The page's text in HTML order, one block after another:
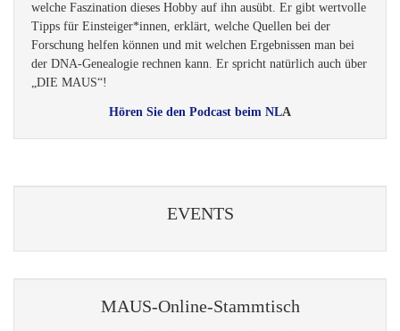
welche Faszination dieses Hobby auf ihn ausübt. Er gibt wertvolle
Tipps für Einsteiger*innen, erklärt, welche Quellen bei der
Forschung helfen können und mit welchen Ergebnissen man bei
der DNA-Genealogie rechnen kann. Er spricht natürlich auch über
„DIE MAUS“!
Hören Sie den Podcast beim NLA
EVENTS
MAUS-Online-Stammtisch